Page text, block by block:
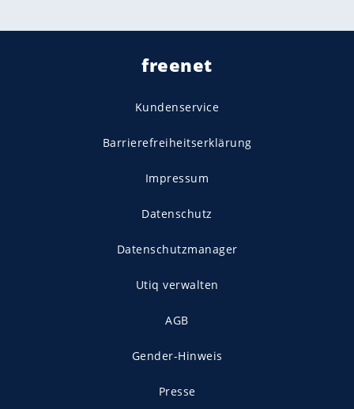
freenet
Kundenservice
Barrierefreiheitserklärung
Impressum
Datenschutz
Datenschutzmanager
Utiq verwalten
AGB
Gender-Hinweis
Presse